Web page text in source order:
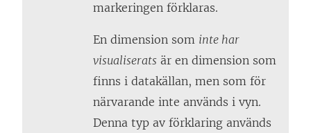
markeringen förklaras.
En dimension som inte har
visualiserats är en dimension som
finns i datakällan, men som för
närvarande inte används i vyn.
Denna typ av förklaring används